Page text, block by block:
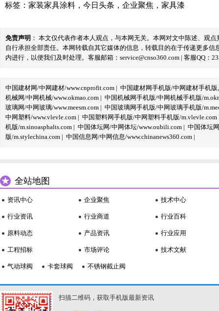
标签： 家装家具涂料 ， 今日头条 ， 企业聚焦 ， 家具漆
免责声明 ： 本文仅代表作者本人观点，与本网无关。本网对文中陈述、观
自行承担全部责任。本网转载自其它媒体的信息，转载目的在于传递更多
内进行，以便我们及时处理。客服邮箱：service@cnso360.com | 客服QQ：
中国建材网/中网建材/www.cnprofit.com | 中国建材网手机版/中网建材手机版
机械网/中网机械/www.okmao.com | 中国机械网手机版/中网机械手机版/
玻璃网/中网玻璃/www.meesm.com | 中国玻璃网手机版/中网玻璃手机版/
中网塑料/www.vlevle.com | 中国塑料网手机版/中网塑料手机版/m.vlevle.com
机版/m.sinoasphalts.com | 中国体坛网/中网体坛/www.oubili.com | 中国体坛
版/m.stylechina.com | 中国信息网/中网信息/www.chinanews360.com |
全站地图
资讯中心
行业资讯
原料动态
工程招标
企业聚焦
行业商道
产品资讯
市场评论
技术中心
行业百科
行业应用
技术文献
气动球阀 卡套球阀 不锈钢截止阀
扫描二维码，获取手机版最新资讯